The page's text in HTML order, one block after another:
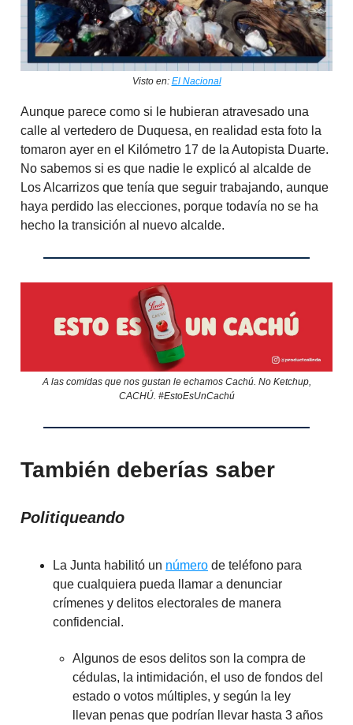
Visto en: El Nacional
Aunque parece como si le hubieran atravesado una
calle al vertedero de Duquesa, en realidad esta foto la
tomaron ayer en el Kilómetro 17 de la Autopista Duarte.
No sabemos si es que nadie le explicó al alcalde de
Los Alcarrizos que tenía que seguir trabajando, aunque
haya perdido las elecciones, porque todavía no se ha
hecho la transición al nuevo alcalde.
A las comidas que nos gustan le echamos Cachú. No Ketchup,
CACHÚ. #EstoEsUnCachú
También deberías saber
Politiqueando
La Junta habilitó un número de teléfono para
que cualquiera pueda llamar a denunciar
crímenes y delitos electorales de manera
confidencial.
Algunos de esos delitos son la compra de
cédulas, la intimidación, el uso de fondos del
estado o votos múltiples, y según la ley
llevan penas que podrían llevar hasta 3 años